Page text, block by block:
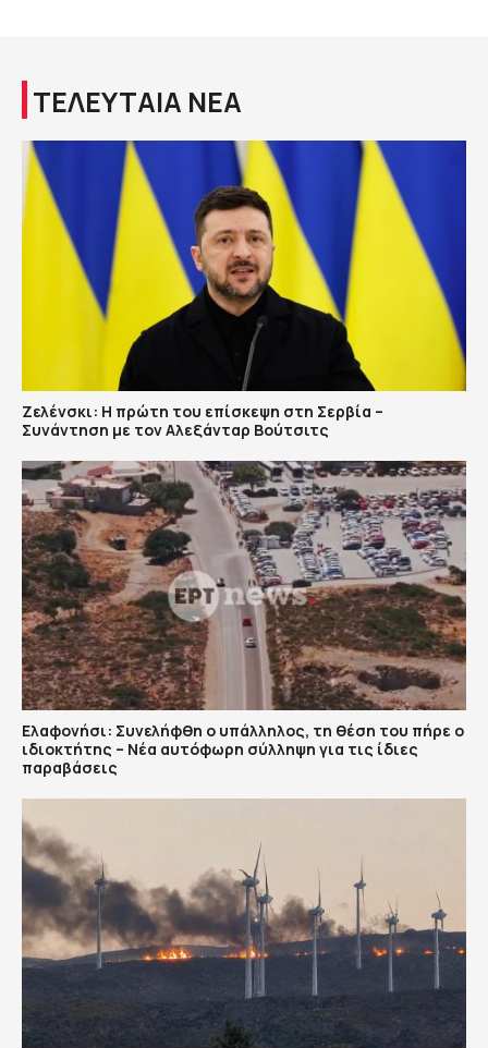
ΤΕΛΕΥΤΑΙΑ ΝΕΑ
Ζελένσκι: Η πρώτη του επίσκεψη στη Σερβία –
Συνάντηση με τον Αλεξάνταρ Βούτσιτς
Ελαφονήσι: Συνελήφθη ο υπάλληλος, τη θέση του πήρε ο
ιδιοκτήτης – Νέα αυτόφωρη σύλληψη για τις ίδιες
παραβάσεις